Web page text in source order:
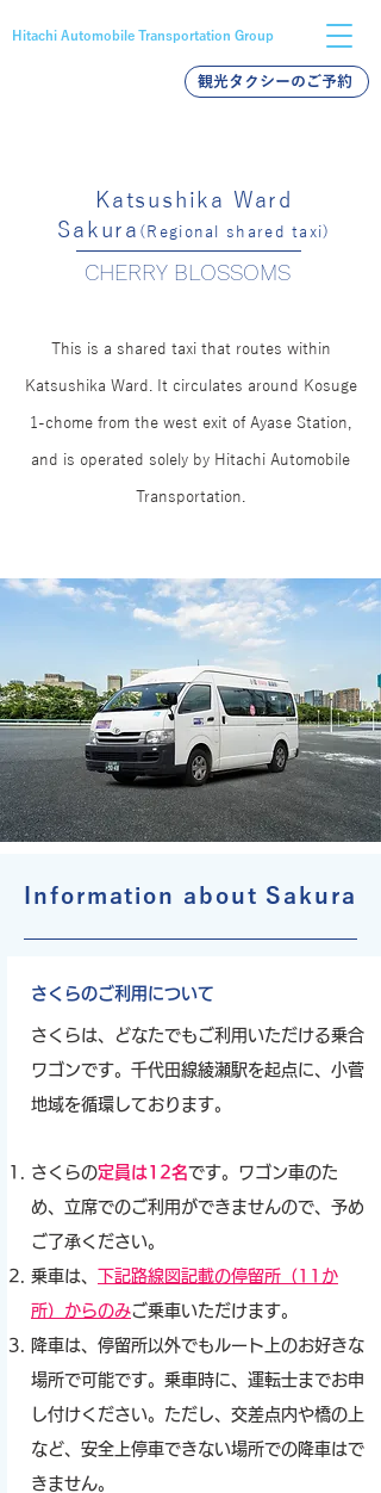
Hitachi Automobile Transportation Group
観光タクシーのご予約
Katsushika Ward
Sakura (Regional shared taxi)
CHERRY BLOSSOMS
This is a shared taxi that routes within
Katsushika Ward. It circulates around Kosuge
1-chome from the west exit of Ayase Station,
and is operated solely by Hitachi Automobile
Transportation.
Information about Sakura
さくらのご利用について
​​さくらは、どなたでもご利用いただける乗合
ワゴンです。千代田線綾瀬駅を起点に、小菅
地域を循環しております。
さくらの定員は12名です。ワゴン車のた
め、立席でのご利用ができませんので、予め
ご了承ください。
乗車は、 下記路線図記載の停留所（11か
所）からのみご乗車いただけます。
降車は、停留所以外でもルート上のお好きな
場所で可能です。乗車時に、運転士までお申
し付けください。ただし、交差点内や橋の上
など、安全上停車できない場所での降車はで
きません。